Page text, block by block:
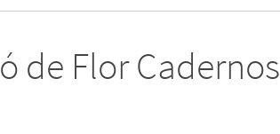
de Flor Cadernos